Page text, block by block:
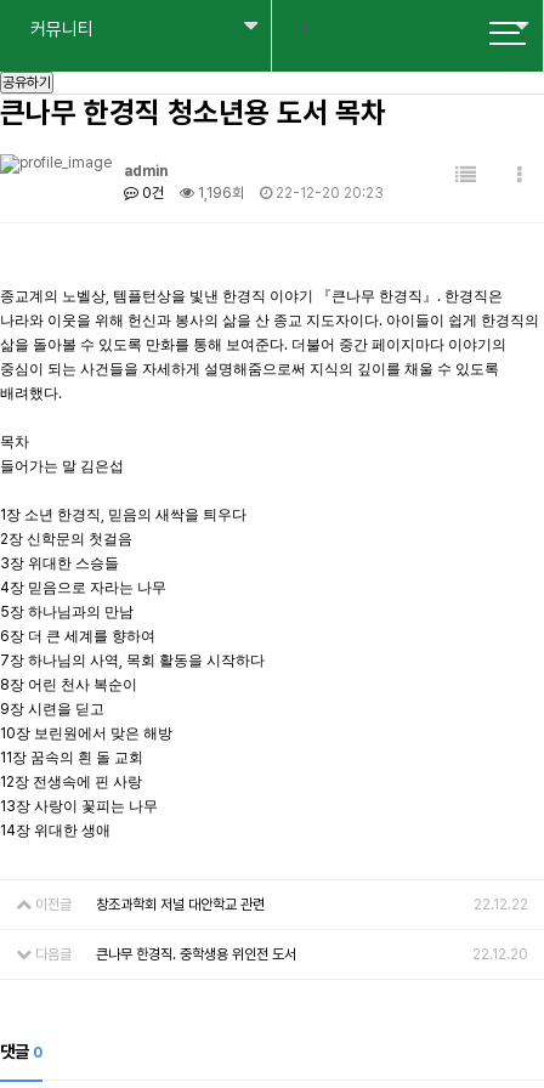
커뮤니티
커뮤니티
공유하기
한국큰빛나눔 커뮤니티 Kunbit NANUM Community in Korea
큰나무 한경직 청소년용 도서 목차
admin
0건
1,196회 22-12-20 20:23
종교계의 노벨상 템플턴상을 빛낸 한경직 이야기 『큰나무 한경직』 . 한경직은
나라와 이웃을 위해 헌신과 봉사의 삶을 산 종교 지도자이다. 아이들이 쉽게 한경직의
삶을 돌아볼 수 있도록 만화를 통해 보여준다. 더불어 중간 페이지마다 이야기의
중심이 되는 사건들을 자세하게 설명해줌으로써 지식의 깊이를 채울 수 있도록
배려했다.
목차
들어가는 말 김은섭
1 장 소년 한경직 믿음의 새싹을 틔우다
2장 신학문의 첫걸음
3장 위대한 스승들
4장 믿음으로 자라는 나무
5장 하나님과의 만남
6장 더 큰 세계를 향하여
7장 하나님의 사역
목회 활동을 시작하다
8장 어린 천사 복순이
9장 시련을 딛고
10장 보린원에서 맞은 해방
11 장 꿈속의 흰 돌 교회
12장 전생속에 핀 사랑
13장 사랑이 꽃피는 나무
14장 위대한 생애
이전글 창조과학회 저널 대안학교 관련 22.12.22
다음글 큰나무 한경직. 중학생용 위인전 도서 22.12.20
댓글 0